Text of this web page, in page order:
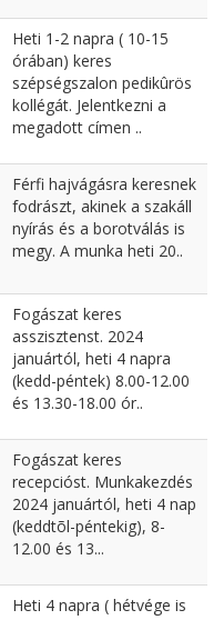
Heti 1-2 napra ( 10-15
órában) keres
szépségszalon pedikûrös
kollégát. Jelentkezni a
megadott címen ..
Férfi hajvágásra keresnek
fodrászt, akinek a szakáll
nyírás és a borotválás is
megy. A munka heti 20..
Fogászat keres
asszisztenst. 2024
januártól, heti 4 napra
(kedd-péntek) 8.00-12.00
és 13.30-18.00 ór..
Fogászat keres
recepcióst. Munkakezdés
2024 januártól, heti 4 nap
(keddtõl-péntekig), 8-
12.00 és 13...
Heti 4 napra ( hétvége is